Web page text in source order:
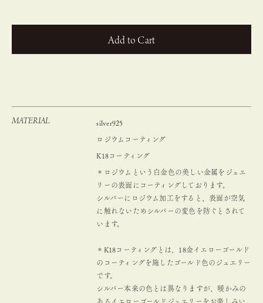
カートに入れる
MATERIAL silver925
ロジウムコーティング
K18コーティング
＊ロジウムという白金色の美しい金属をジュエ
リーの表面にコーティングしております。
シルバーにロジウム加工をすると、表面が空気
に触れないためシルバーの変色を防ぐとされて
います。
＊K18コーティングとは、18金イエローゴールド
のコーティングを施したゴールド色のジュエリー
です。
シルバー本来の色とは異なりますが、暖かみの
あるイエローゴールドジュエリーをお楽しみい